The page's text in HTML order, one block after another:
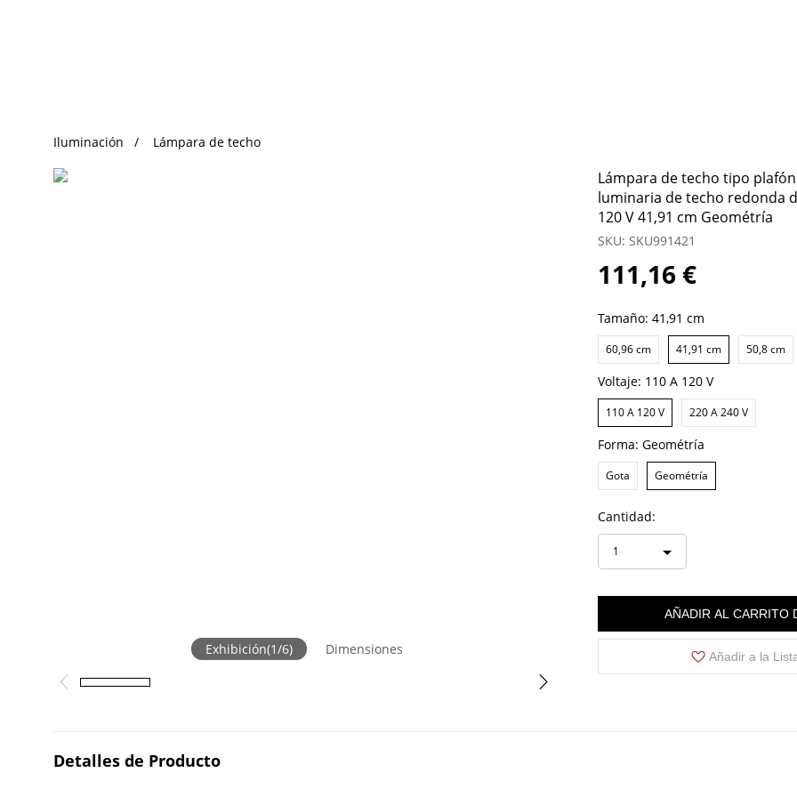
Iluminación Lámpara de techo
Exhibición(1/6) Dimensiones
Lámpara de techo tipo
luminaria de techo redonda
120 V 41,91 cm Geométría
SKU: SKU991421
111,16 €
Tamaño: 41,91 cm
60,96 cm 41,91 cm 50,8 cm
Voltaje: 110 A 120 V
110 A 120 V 220 A 240 V
Forma: Geométría
Gota Geométría
Cantidad:
1
AÑADIR AL CARRITO
Añadir a la
Detalles de Producto